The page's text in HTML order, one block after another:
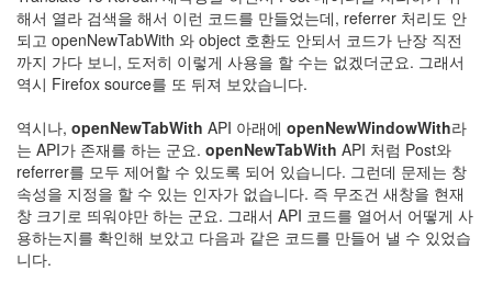
해서 열라 검색을 해서 이런 코드를 만들었는데, referrer 처리도 안
되고 openNewTabWith 와 object 호환도 안되서 코드가 난장 직전
까지 가다 보니, 도저히 이렇게 사용을 할 수는 없겠더군요. 그래서
역시 Firefox source를 또 뒤져 보았습니다.
역시나, openNewTabWith API 아래에 openNewWindowWith라
는 API가 존재를 하는 군요. openNewTabWith API 처럼 Post와
referrer를 모두 제어할 수 있도록 되어 있습니다. 그런데 문제는 창
속성을 지정을 할 수 있는 인자가 없습니다. 즉 무조건 새창을 현재
창 크기로 띄워야만 하는 군요. 그래서 API 코드를 열어서 어떻게 사
용하는지를 확인해 보았고 다음과 같은 코드를 만들어 낼 수 있었습
니다.
Categories
전
체
192
절
주
절
30
군
이
11